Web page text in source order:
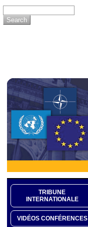
TRIBUNE
INTERNATIONALE
VIDÉOS CONFÉRENCES